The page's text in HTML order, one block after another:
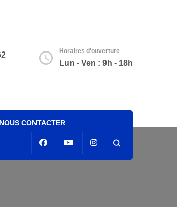
Horaires d'ouverture
Lun - Ven : 9h - 18h
NOUS CONTACTER